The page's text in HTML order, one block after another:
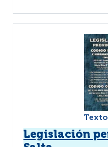
Legislación